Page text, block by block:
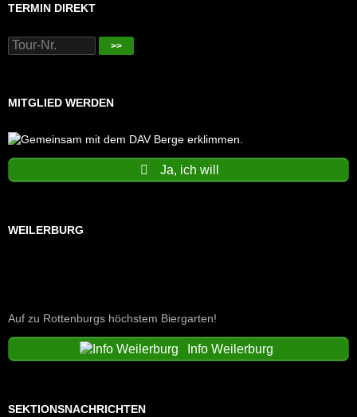
TERMIN DIREKT
>>
MITGLIED WERDEN
Ja, ich will
WEILERBURG
Auf zu Rottenburgs höchstem Biergarten!
Info Weilerburg
SEKTIONSNACHRICHTEN